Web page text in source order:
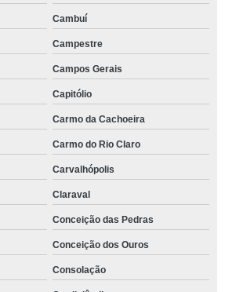
Cambuí
Campestre
Campos Gerais
Capitólio
Carmo da Cachoeira
Carmo do Rio Claro
Carvalhópolis
Claraval
Conceição das Pedras
Conceição dos Ouros
Consolação